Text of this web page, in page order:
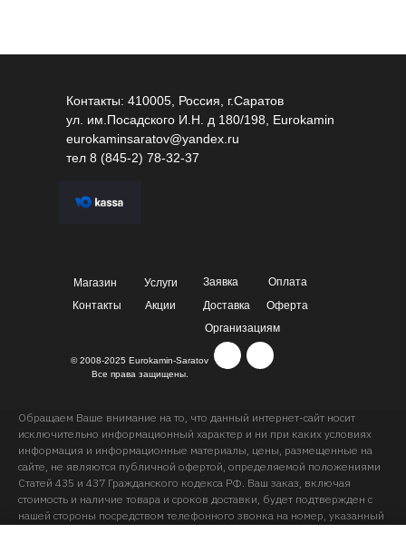
Контакты: 410005, Россия, г.Саратов
ул. им.Посадского И.Н. д 180/198, Eurokamin
eurokaminsaratov@yandex.ru
тел 8 (845-2) 78-32-37
Магазин
© 2008-2025 Eurokamin-Saratov
Все права защищены.
Услуги Заявка
Оплата
Акции
Контакты Доставка
Оферта
Организациям
Обращаем Ваше внимание на то, что данный интернет-сайт носит
исключительно информационный характер и ни при каких условиях
информация и информационные материалы, цены, размещенные на
сайте, не являются публичной офертой, определяемой положениями
Статей 435 и 437 Гражданского кодекса РФ. Ваш заказ, включая
стоимость и наличие товара и сроков доставки, будет подтвержден с
нашей стороны посредством телефонного звонка на номер, указанный